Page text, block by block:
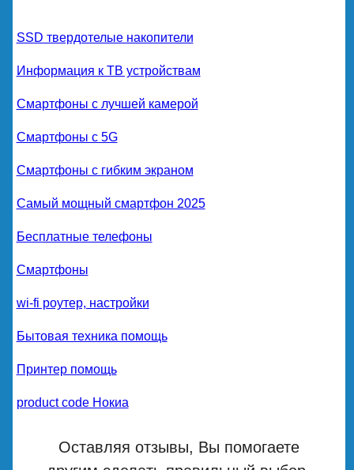
SSD твердотелые накопители
Информация к ТВ устройствам
Смартфоны с лучшей камерой
Смартфоны с 5G
Смартфоны с гибким экраном
Самый мощный смартфон 2025
Бесплатные телефоны
Смартфоны
wi-fi роутер, настройки
Бытовая техника помощь
Принтер помощь
product code Нокиа
Оставляя отзывы, Вы помогаете